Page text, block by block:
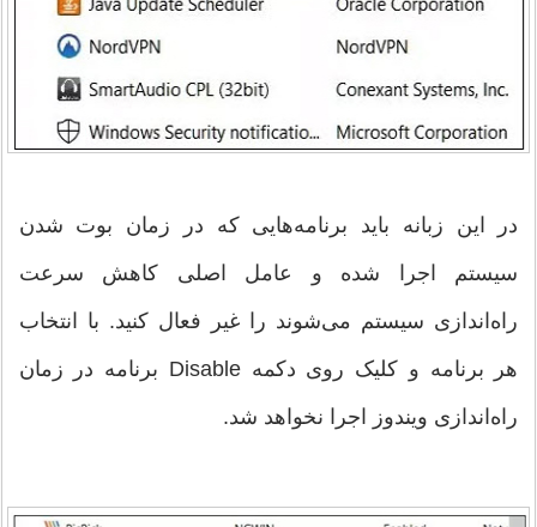
در این زبانه باید برنامه‌هایی که در زمان بوت شدن
سیستم اجرا شده و عامل اصلی کاهش سرعت
راه‌اندازی سیستم می‌شوند را غیر فعال کنید. با انتخاب
هر برنامه و کلیک روی دکمه Disable برنامه در زمان
راه‌اندازی ویندوز اجرا نخواهد شد.